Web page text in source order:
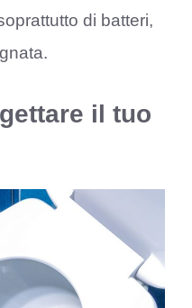
di batteri,
il tuo